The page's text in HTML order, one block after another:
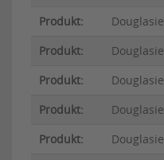
Douglasie
Douglasie
Douglasie
Douglasie
Douglasie